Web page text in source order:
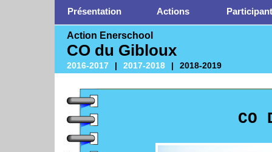
Présentation Actions
Action Enerschool
CO du Gibloux
2016-2017 | 2017-2018 | 2018-2019
CO